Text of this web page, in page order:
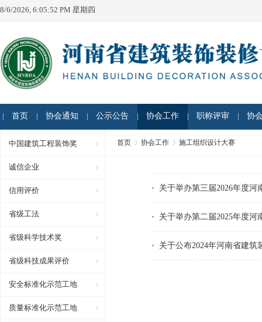
8/6/2026, 6:05:52 PM 星期四
首页 协会通知 公示公告 协会工作 职称评审 协
中国建筑工程装饰奖
诚信企业
信用评价
省级工法
省级科学技术奖
省级科技成果评价
安全标准化示范工地
质量标准化示范工地
首页 协会工作 施工组织设计大赛
关于举办第三届2026年度
关于举办第二届2025年度
关于公布2024年河南省建